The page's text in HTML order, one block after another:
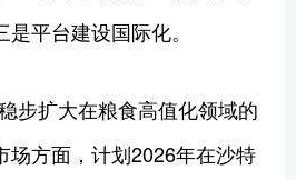
平台建设国际化。
步扩大在粮食高值化领域的
场方面，计划2026年在沙特